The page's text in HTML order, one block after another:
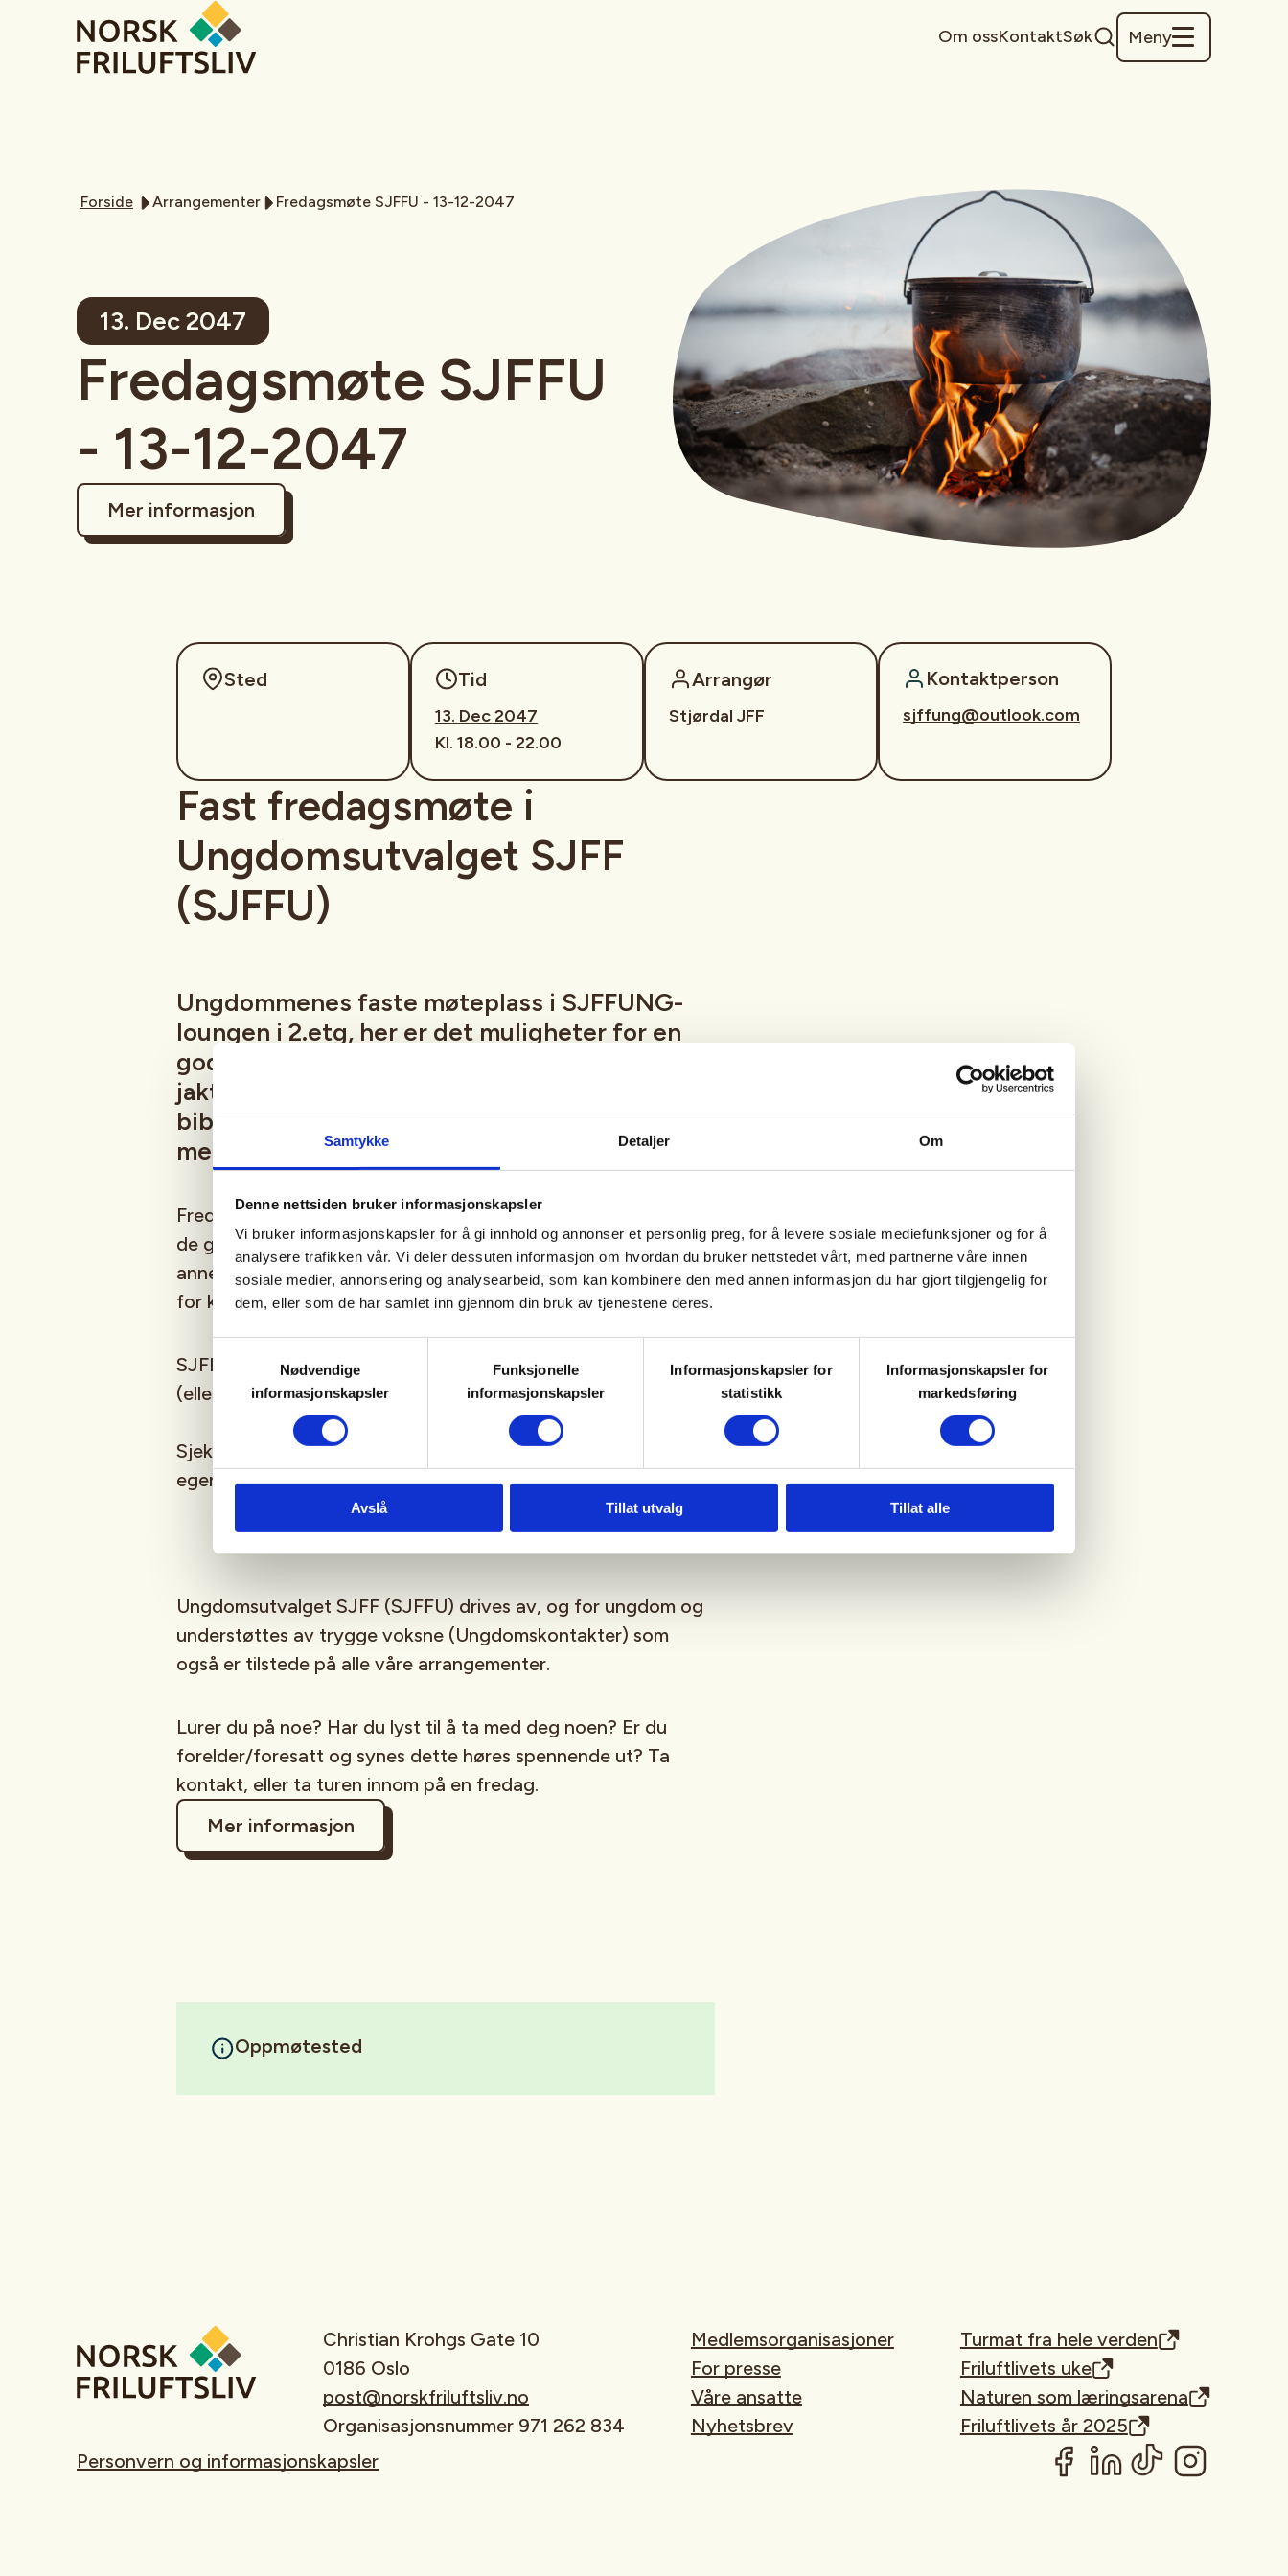
Samtykke Detaljer Om
Denne nettsiden bruker informasjonskapsler
Vi bruker informasjonskapsler for å gi innhold og annonser et personlig preg, for å levere sosiale mediefunksjoner og for å
analysere trafikken vår. Vi deler dessuten informasjon om hvordan du bruker nettstedet vårt, med partnerne våre innen
sosiale medier, annonsering og analysearbeid, som kan kombinere den med annen informasjon du har gjort tilgjengelig for
dem, eller som de har samlet inn gjennom din bruk av tjenestene deres.
Nødvendige
informasjonskapsler
Funksjonelle
informasjonskapsler
Informasjonskapsler for
statistikk
Informasjonskapsler for
markedsføring
Avslå Tillat utvalg Tillat alle
Om ossKontaktSøk Meny
Forside Arrangementer Fredagsmøte SJFFU - 13-12-2047
13. Dec 2047
Fredagsmøte SJFFU
- 13-12-2047
Mer informasjon
Sted Tid
13. Dec 2047
Kl. 18.00 - 22.00
Arrangør
Stjørdal JFF
Kontaktperson
sjffung@outlook.com
Fast fredagsmøte i
Ungdomsutvalget SJFF
(SJFFU)
Ungdommenes faste møteplass i SJFFUNG-
loungen i 2.etg, her er det muligheter for en
god prat i godt selskap, luftgeværskyting,
jaktsimulator, biljard, en tur innom utvalgets
bibliotek, Podcast-innspilling og mye, mye
mer
Fredagsmøtene er fast, hver fredag hele året med unntak av
de gangene vi er borte på fisketurer, hytteturer, jakt eller
annet moro, følg med i aktivitetskalender og på sosiale medier
for kommende aktiviteter!
SJFFUNGs arrangementer er rusfrie, og er for deg som er
(eller har lyst til å bli)barn/ungdomsmedlem(opp til 26år)
Sjekk gjerne utSJFFU Facebook
egen
podcastpå din favoritt-streamingplattform.
Ungdomsutvalget SJFF (SJFFU) drives av, og for ungdom og
understøttes av trygge voksne (Ungdomskontakter) som
også er tilstede på alle våre arrangementer.
Lurer du på noe? Har du lyst til å ta med deg noen? Er du
forelder/foresatt og synes dette høres spennende ut? Ta
kontakt, eller ta turen innom på en fredag.
Mer informasjon
Oppmøtested
Christian Krohgs Gate 10
0186 Oslo
post@norskfriluftsliv.no
Organisasjonsnummer 971 262 834
Medlemsorganisasjoner
For presse
Våre ansatte
Nyhetsbrev
Turmat fra hele verden
Friluftlivets uke
Naturen som læringsarena
Friluftlivets år 2025
Personvern og informasjonskapsler